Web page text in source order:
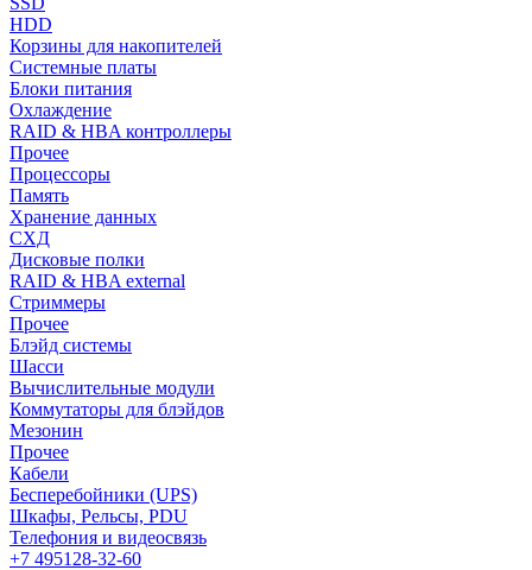
HDD
Корзины для накопителей
Системные платы
Блоки питания
Охлаждение
RAID & HBA контроллеры
Прочее
Процессоры
Память
Хранение данных
СХД
Дисковые полки
RAID & HBA external
Стриммеры
Прочее
Блэйд системы
Шасси
Вычислительные модули
Коммутаторы для блэйдов
Мезонин
Прочее
Кабели
Бесперебойники (UPS)
Шкафы, Рельсы, PDU
Телефония и видеосвязь
+7 495128-32-60